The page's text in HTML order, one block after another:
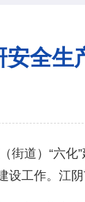
全生
道）“六化
工作。江